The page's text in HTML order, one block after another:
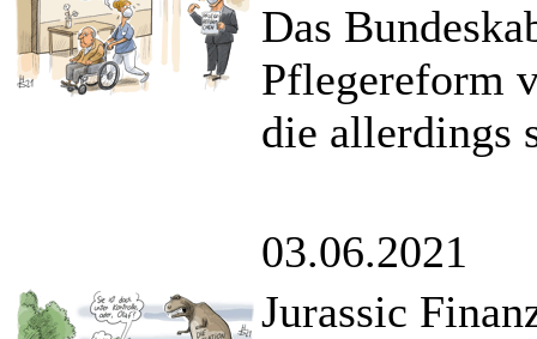
Das
Pflegereform
die allerdings
03.06.2021
Jurassic